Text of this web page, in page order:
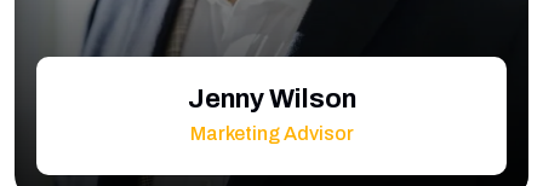
Jenny Wilson
Marketing Advisor